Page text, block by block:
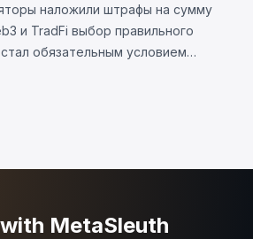
наложили штрафы на сумму
и TradFi выбор правильного
обязательным условием
MetaSleuth